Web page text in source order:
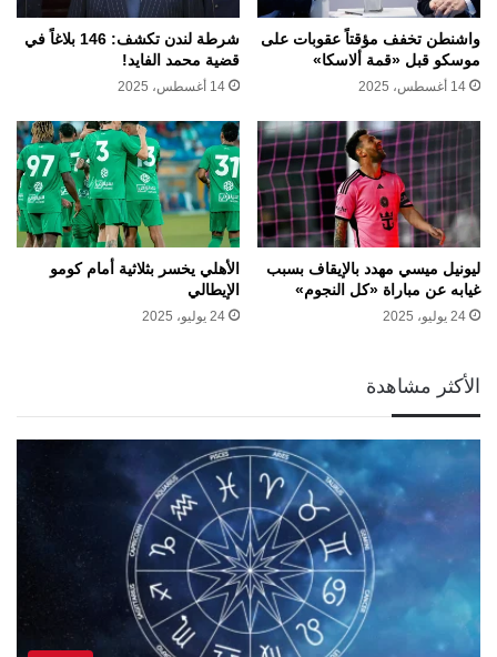
واشنطن تخفف مؤقتاً عقوبات على
موسكو قبل «قمة ألاسكا»
14 أغسطس، 2025
شرطة لندن تكشف: 146 بلاغاً في
قضية محمد الفايد!
14 أغسطس، 2025
ليونيل ميسي مهدد بالإيقاف بسبب
غيابه عن مباراة «كل النجوم»
24 يوليو، 2025
الأهلي يخسر بثلاثية أمام كومو
الإيطالي
24 يوليو، 2025
الأكثر مشاهدة